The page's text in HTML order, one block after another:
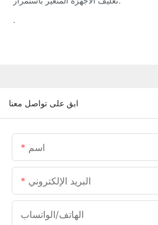
.
ابق على تواصل معنا
اسم
البريد الإلكتروني
الهاتف/الواتساب